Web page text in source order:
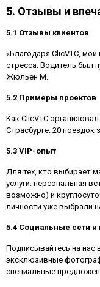
5. Отзывы и
5.1 Отзывы клиентов
«Благодаря ClicVTC,
стресса. Водитель был
Жюльен М.
5.2 Примеры проектов
Как ClicVTC
Страсбурге: 20 поездок
5.3 VIP-опыт
Для тех, кто выбирает
услуги: персональная
возможно) и
личности уже выбрали
5.4 Социальные сети
Подписывайтесь на нас
эксклюзивные
специальные